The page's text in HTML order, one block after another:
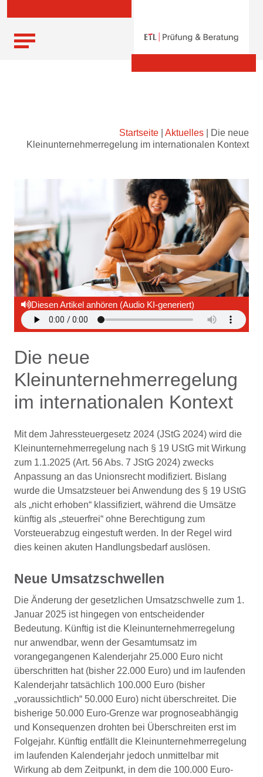
content
Startseite Aktuelles
Die neue
Kleinunternehmerregelung im internationalen Kontext
Diesen Artikel anhören (Audio KI-generiert)
Die neue
Kleinunternehmerregelung
im internationalen Kontext
Mit dem Jahressteuergesetz 2024 (JStG 2024) wird die
Kleinunternehmerregelung nach § 19 UStG mit Wirkung
zum 1.1.2025 (Art. 56 Abs. 7 JStG 2024) zwecks
Anpassung an das Unionsrecht modifiziert. Bislang
wurde die Umsatzsteuer bei Anwendung des § 19 UStG
als „nicht erhoben“ klassifiziert, während die Umsätze
künftig als „steuerfrei“ ohne Berechtigung zum
Vorsteuerabzug eingestuft werden. In der Regel wird
dies keinen akuten Handlungsbedarf auslösen.
Neue Umsatzschwellen
Die Änderung der gesetzlichen Umsatzschwelle zum 1.
Januar 2025 ist hingegen von entscheidender
Bedeutung. Künftig ist die Kleinunternehmerregelung
nur anwendbar, wenn der Gesamtumsatz im
vorangegangenen Kalenderjahr 25.000 Euro nicht
überschritten hat (bisher 22.000 Euro) und im laufenden
Kalenderjahr tatsächlich 100.000 Euro (bisher
„voraussichtlich“ 50.000 Euro) nicht überschreitet. Die
bisherige 50.000 Euro-Grenze war prognoseabhängig
und Konsequenzen drohten bei Überschreiten erst im
Folgejahr. Künftig entfällt die Kleinunternehmerregelung
im laufenden Kalenderjahr jedoch unmittelbar mit
Wirkung ab dem Zeitpunkt, in dem die 100.000 Euro-